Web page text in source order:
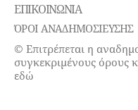
ΕΠΙΚΟΙΝΩΝΊΑ
ΌΡΟΙ ΑΝΑΔΗΜΟΣΙΕΥΣΗΣ
© Επιτρέπεται η
συγκεκριμένους όρους
εδώ